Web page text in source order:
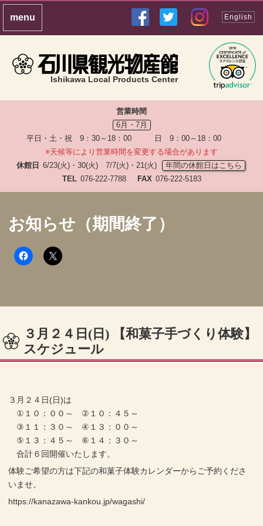
Ishikawa Local Products Center
English
営業時間
6月・7月
平日・土・祝 9：30～18：00 日 9：00～18：00
※天候等により営業時間を変更する場合があります
休館日 6/23(火)・30(火) 7/7(火)・21(火)
年間の休館日はこちら
TEL 076-222-7788 FAX 076-222-5183
お知らせ（期間終了）
３月２４日(日) 【和菓子手づくり体験】
スケジュール
３月２４日(日)は
①１０：００～ ②１０：４５～
③１１：３０～ ④１３：００～
⑤１３：４５～ ⑥１４：３０～
合計６回開催いたします。
体験ご希望の方は下記の和菓子体験カレンダーからご予約くださ
いませ。
https://kanazawa-kankou.jp/wagashi/